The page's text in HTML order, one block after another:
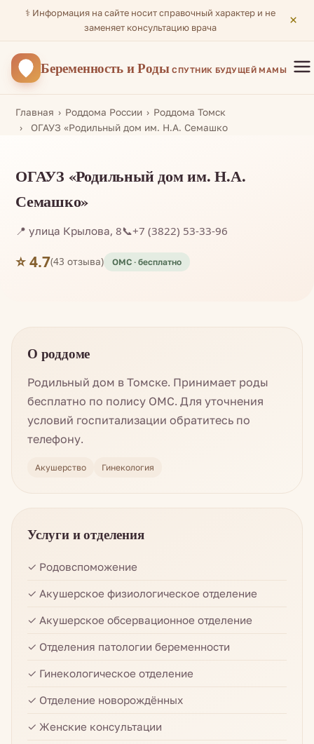
⚕️ Информация на сайте носит справочный характер и не
заменяет консультацию врача
×
Беременностьи Роды СПУТНИК БУДУЩЕЙ МАМЫ
Главная Роддома России
Роддома Томск
ОГАУЗ «Родильный дом им. Н.А. Семашко
ОГАУЗ «Родильный дом им. Н.А.
Семашко»
📍 улица Крылова, 8📞+7 (3822) 53-33-96
⭐ 4.7(43 отзыва)
О роддоме
Родильный дом в Томске. Принимает роды
бесплатно по полису ОМС. Для уточнения
условий госпитализации обратитесь по
телефону.
Акушерство Гинекология
Услуги и отделения
✓ Родовспоможение
✓ Акушерское физиологическое отделение
✓ Акушерское обсервационное отделение
✓ Отделения патологии беременности
✓ Гинекологическое отделение
✓ Отделение новорождённых
✓ Женские консультации